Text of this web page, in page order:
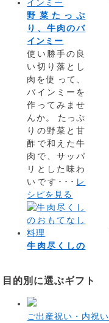
野菜たっぷ
り、牛肉のバ
インミー
使い勝手の良
い切り落とし
肉を使 って、
バインミーを
作ってみませ
んか。 たっぷ
りの野菜と甘
酢で和えた牛
肉で、サッパ
リとした味わ
いです･･･ レ
シピを見る
牛肉尽くしの
目的別に選ぶギフト
ご出産祝い・内祝い